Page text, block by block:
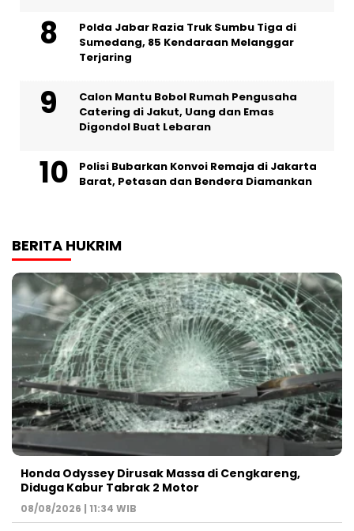
Polda Jabar Razia Truk Sumbu Tiga di
Sumedang, 85 Kendaraan Melanggar
Terjaring
Calon Mantu Bobol Rumah Pengusaha
Catering di Jakut, Uang dan Emas
Digondol Buat Lebaran
Polisi Bubarkan Konvoi Remaja di Jakarta
Barat, Petasan dan Bendera Diamankan
BERITA HUKRIM
Honda Odyssey Dirusak Massa di Cengkareng,
Diduga Kabur Tabrak 2 Motor
08/08/2026 | 11:34 WIB